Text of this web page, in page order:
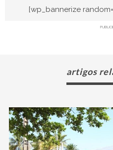
[wp_bannerize
artigos